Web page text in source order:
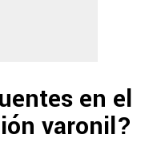
en el
varonil?